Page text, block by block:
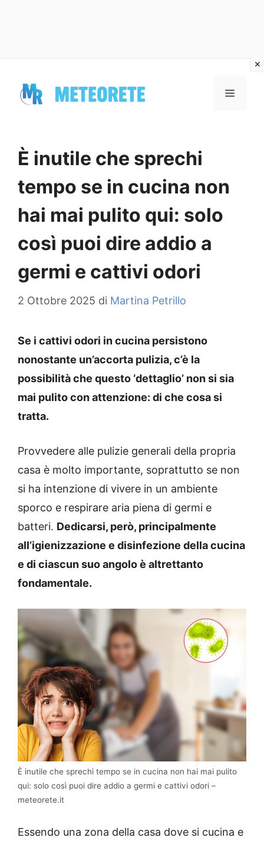
contenuto
MENU
È inutile che sprechi
tempo se in cucina non
hai mai pulito qui: solo
così puoi dire addio a
germi e cattivi odori
2 Ottobre 2025 di Martina Petrillo
Se i cattivi odori in cucina persistono
nonostante un’accorta pulizia, c’è la
possibilità che questo ‘dettaglio’ non si sia
mai pulito con attenzione: di che cosa si
tratta.
Provvedere alle pulizie generali della propria
casa è molto importante, soprattutto se non
si ha intenzione di vivere in un ambiente
sporco e respirare aria piena di germi e
batteri. Dedicarsi, però, principalmente
all’igienizzazione e disinfezione della cucina
e di ciascun suo angolo è altrettanto
fondamentale.
È inutile che sprechi tempo se in cucina non hai mai pulito
qui: solo così puoi dire addio a germi e cattivi odori –
meteorete.it
Essendo una zona della casa dove si cucina e